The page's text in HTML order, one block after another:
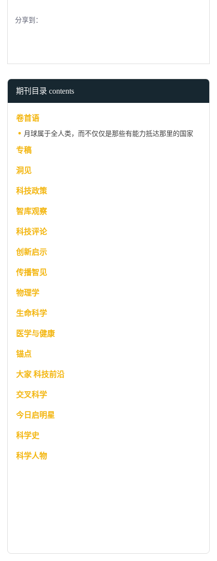
分享到：
期刊目录 contents
卷首语
月球属于全人类，而不仅仅是那些有能力抵达那里的国家
专稿
洞见
科技政策
智库观察
科技评论
创新启示
传播智见
物理学
生命科学
医学与健康
锚点
大家 科技前沿
交叉科学
今日启明星
科学史
科学人物